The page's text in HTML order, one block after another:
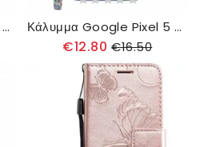
Θήκη Flip Google Pixel 5 Panda Και Bamboo Κάλυμμα Google Pixel 5 Ακουαρέλα Πουλί
€12.80 €16.50